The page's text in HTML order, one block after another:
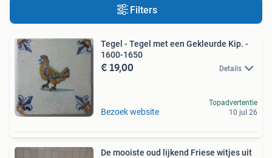
Filters
Tegel - Tegel met een Gekleurde Kip. -
1600-1650
€ 19,00 Details
Bezoek website
Topadvertentie
10 jul 26
De mooiste oud lijkend Friese witjes uit